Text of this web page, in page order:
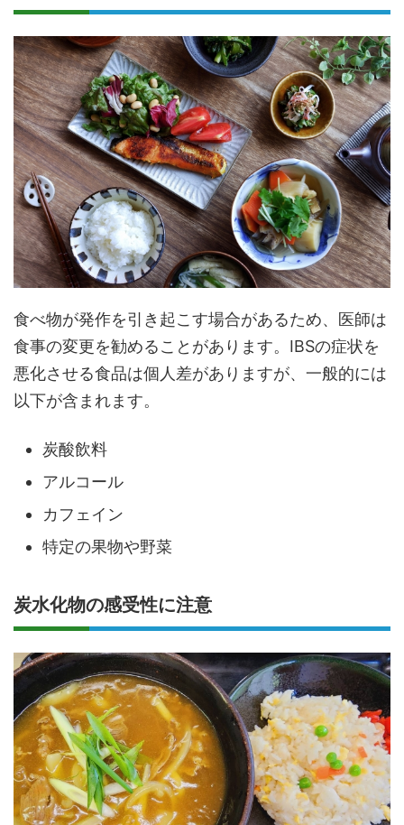
食べ物が発作を引き起こす場合があるため、医師は
食事の変更を勧めることがあります。IBSの症状を
悪化させる食品は個人差がありますが、一般的には
以下が含まれます。
炭酸飲料
アルコール
カフェイン
特定の果物や野菜
炭水化物の感受性に注意